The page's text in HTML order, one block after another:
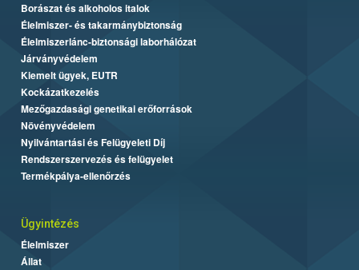
Borászat és alkoholos italok
Élelmiszer- és takarmánybiztonság
Élelmiszerlánc-biztonsági laborhálózat
Járványvédelem
Kiemelt ügyek, EUTR
Kockázatkezelés
Mezőgazdasági genetikai erőforrások
Növényvédelem
Nyilvántartási és Felügyeleti Díj
Rendszerszervezés és felügyelet
Termékpálya-ellenőrzés
Ügyintézés
Élelmiszer
Állat